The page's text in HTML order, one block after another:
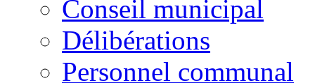
Conseil municipal
Délibérations
Personnel communal